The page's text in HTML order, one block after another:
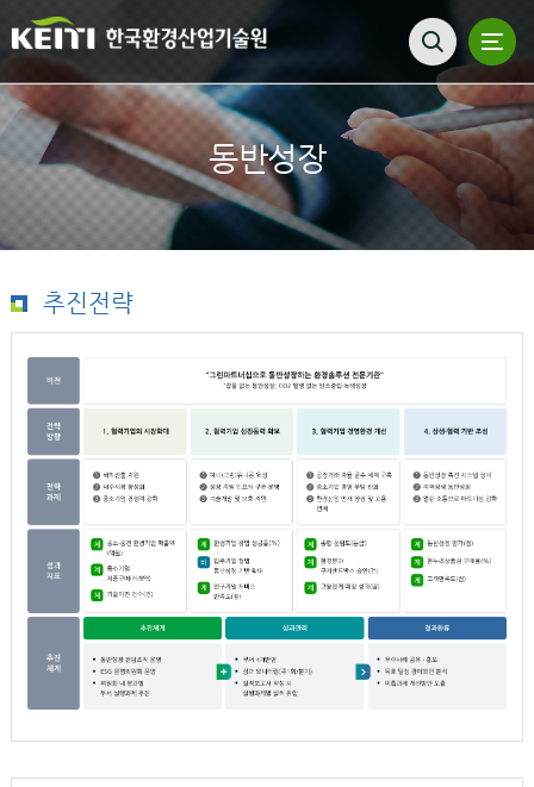
동반성장
추진전략